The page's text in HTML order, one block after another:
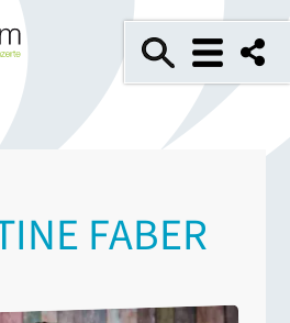
FABER